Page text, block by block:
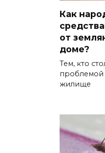
Как
от
доме?
Тем, кто
проблемой
жилище